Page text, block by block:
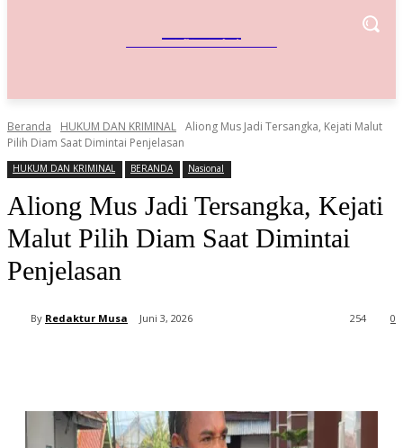
Referensi Bisnis Indonesia
Beranda HUKUM DAN KRIMINAL Aliong Mus Jadi Tersangka, Kejati Malut
Pilih Diam Saat Dimintai Penjelasan
HUKUM DAN KRIMINAL BERANDA Nasional
Aliong Mus Jadi Tersangka, Kejati
Malut Pilih Diam Saat Dimintai
Penjelasan
By Redaktur Musa Juni 3, 2026 0
254